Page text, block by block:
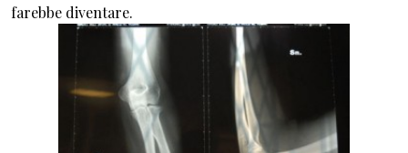
farebbe diventare.